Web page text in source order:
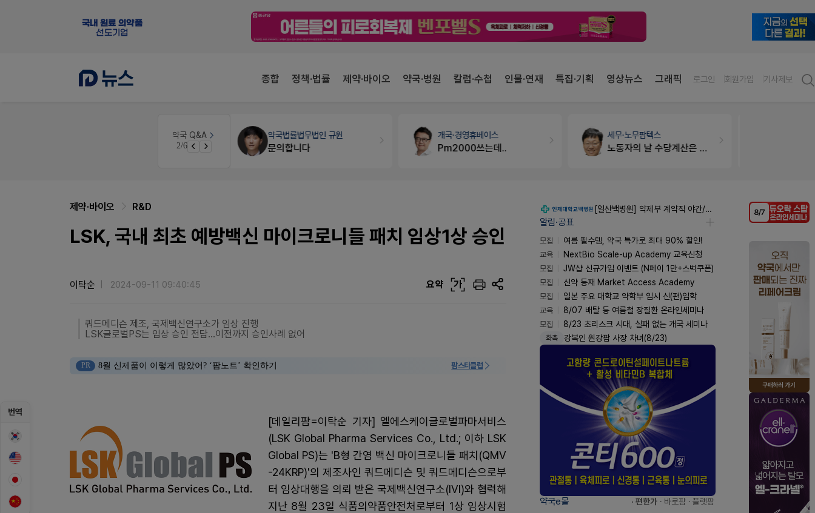
종합 정책·법률 제약·바이오 약국·병원 칼럼·수첩 인물·연재 특집·기획 영상뉴스 그래픽 로그인 회원가입 기사제보
약국 Q&A
3/6
개국·경영휴베이스
Pm2000쓰는데..
세무·노무팜텍스 약국세무미래 세무법인
경단녀요건중 근로스득원천징수액
번역
제약·바이오 R&D
LSK, 국내 최초 예방백신 마이크로니들 패치 임상1상 승인
이탁순 2024-09-11 09:40:45 요약 가
쿼드메디슨 제조, 국제백신연구소가 임상 진행
LSK글로벌PS는 임상 승인 전담…이전까지 승인사례 없어
PR 8월 신제품이 이렇게 많았어? ‘팜노트’ 확인하기 팜스타클럽
[데일리팜=이탁순 기자] 엘에스케이글로벌파마서비스
(LSK Global Pharma Services Co., Ltd.; 이하 LSK
Global PS)는 'B형 간염 백신 마이크로니들 패치(QMV
-24KRP)'의 제조사인 쿼드메디슨 및 쿼드메디슨으로부
터 임상대행을 의뢰 받은 국제백신연구소(IVI)와 협력해
지난 8월 23일 식품의약품안전처로부터 1상 임상시험
[일산백병원] 약제부 계약직 야간/주말당직약사 (신입/경력) 모집 공고
알림·공표
모집
여름 필수템, 약국 특가로 최대 90% 할인!
교육
NextBio Scale-up Academy 교육신청
모집
JW샵 신규가입 이벤트 (N페이 1만+스벅쿠폰)
모집
신약 등재 Market Access Academy
모집
일본 주요 대학교 약학부 입시 신(편)입학
교육
8/07 배탈 등 여름철 장질환 온라인세미나
모집
8/23 초리스크 시대, 실패 없는 개국 세미나
화촉 강복인 원강팜 사장 차녀(8/23)
약국e몰 · 편한가 · 바로팜 · 플랫팜